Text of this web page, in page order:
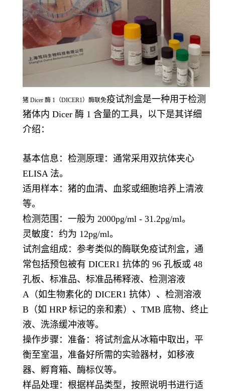
猪 Dicer 酶 1（DICER1）酶联免疫试剂盒是一种用于检测
猪体内 Dicer 酶 1 含量的工具，以下是其详细
介绍：
基本信息：检测原理：通常采用双抗体夹心
ELISA 法。
适用样本：猪的血清、血浆或细胞培养上清液
等。
检测范围：一般为 2000pg/ml - 31.2pg/ml。
灵敏度：约为 12pg/ml。
试剂盒组成：参考类似的酶联免疫试剂盒，通
常包括预包被有 DICER1 抗体的 96 孔板或 48
孔板、标准品、标准品稀释液、检测溶液
A（如生物素化的 DICER1 抗体）、检测溶液
B（如 HRP 标记的亲和素）、TMB 底物、终止
液、洗涤缓冲液等。
操作步骤：准备：将试剂盒从冰箱中取出，平
衡至室温，准备好所需的实验器材，如移液
器、孵育箱、酶标仪等。
样品处理：根据样品类型，按照说明书进行适